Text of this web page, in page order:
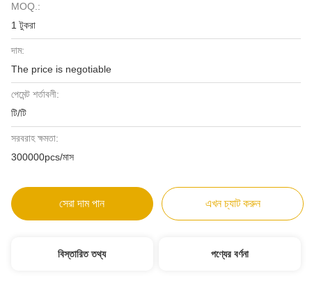
MOQ.:
1 টুকরা
দাম:
The price is negotiable
পেমেন্ট শর্তাবলী:
টি/টি
সরবরাহ ক্ষমতা:
300000pcs/মাস
সেরা দাম পান এখন চ্যাট করুন
বিস্তারিত তথ্য পণ্যের বর্ণনা